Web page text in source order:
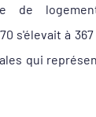
de
s'élevait à
qui